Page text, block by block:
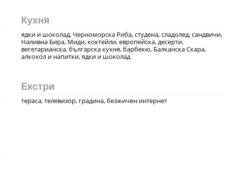
Кухня
ядки и шоколад, Черноморска Риба, студена, сладолед, сандвичи,
Наливна Бира, Миди, коктейли, европейска, десерти,
вегeтарианска, българска кухня, барбекю, Балканска Скара,
алкохол и напитки, ядки и шоколад
Екстри
тераса, телевизор, градина, безжичен интернет